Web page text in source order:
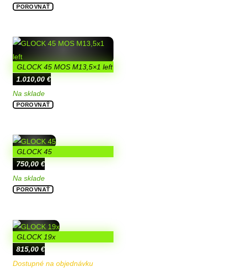
POROVNAŤ
GLOCK 45 MOS M13,5×1 left
1.010,00€
Na sklade
POROVNAŤ
GLOCK 45
750,00€
Na sklade
POROVNAŤ
GLOCK 19x
815,00€
Dostupné na objednávku